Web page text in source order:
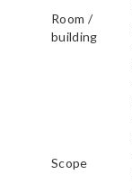
Room /
building
Scope